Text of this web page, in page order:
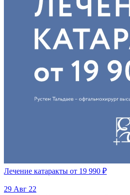
Лечение катаракты от 19 990 ₽
29 Авг 22